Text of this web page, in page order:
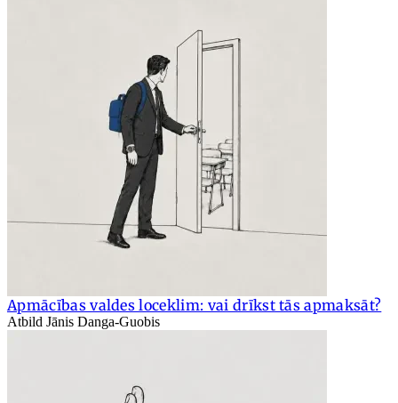
Apmācības valdes loceklim: vai drīkst tās apmaksāt?
Atbild Jānis Danga-Guobis